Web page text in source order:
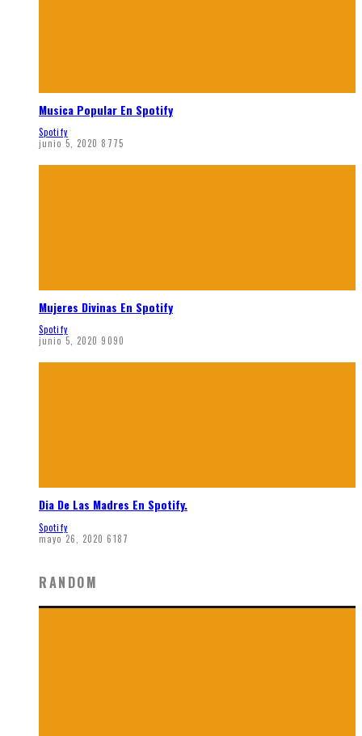
Musica Popular En Spotify
Spotify
junio 5, 2020 8775
Mujeres Divinas En Spotify
Spotify
junio 5, 2020 9090
Dia De Las Madres En Spotify.
Spotify
mayo 26, 2020 6187
RANDOM